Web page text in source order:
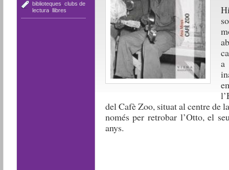
biblioteques clubs de
lectura, llibres
a
del Cafè Zoo, situat al centre de
només per retrobar l’Otto, el
anys.